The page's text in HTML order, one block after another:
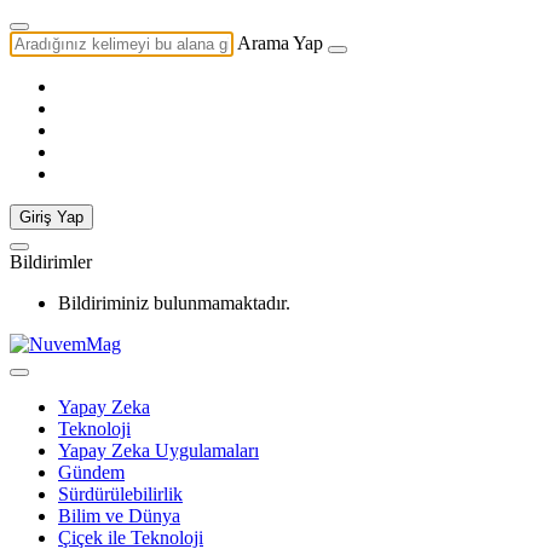
Arama Yap
Giriş Yap
Bildirimler
Bildiriminiz bulunmamaktadır.
Yapay Zeka
Teknoloji
Yapay Zeka Uygulamaları
Gündem
Sürdürülebilirlik
Bilim ve Dünya
Çiçek ile Teknoloji